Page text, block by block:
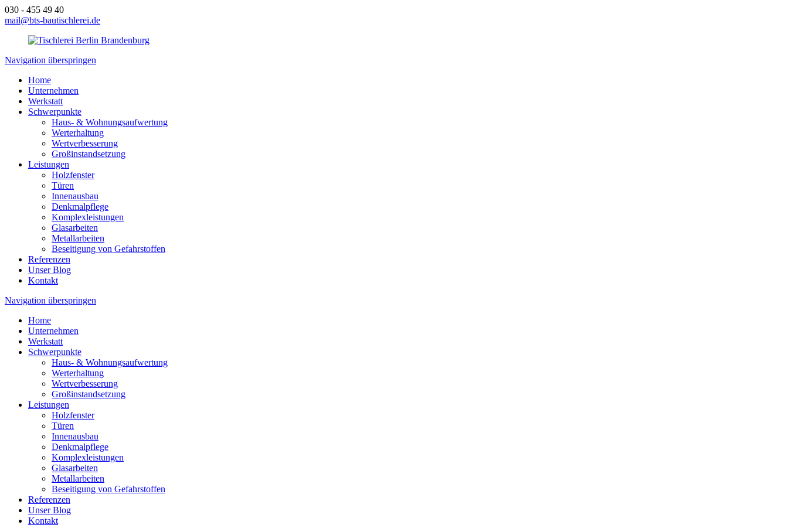
030 - 455 49 40
mail@bts-bautischlerei.de
Navigation überspringen
Home
Unternehmen
Werkstatt
Schwerpunkte
Haus- & Wohnungsaufwertung
Werterhaltung
Wertverbesserung
Großinstandsetzung
Leistungen
Holzfenster
Türen
Innenausbau
Denkmalpflege
Komplexleistungen
Glasarbeiten
Metallarbeiten
Beseitigung von Gefahrstoffen
Referenzen
Unser Blog
Kontakt
Navigation überspringen
Home
Unternehmen
Werkstatt
Schwerpunkte
Haus- & Wohnungsaufwertung
Werterhaltung
Wertverbesserung
Großinstandsetzung
Leistungen
Holzfenster
Türen
Innenausbau
Denkmalpflege
Komplexleistungen
Glasarbeiten
Metallarbeiten
Beseitigung von Gefahrstoffen
Referenzen
Unser Blog
Kontakt